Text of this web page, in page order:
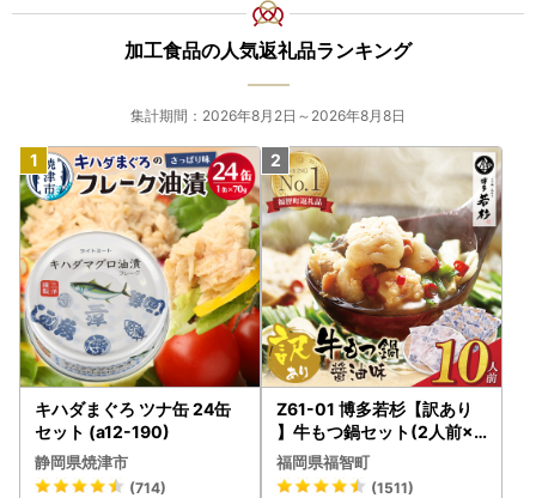
加工食品の人気返礼品ランキング
集計期間：2026年8月2日～2026年8月8日
キハダまぐろ ツナ缶 24缶
セット (a12-190)
静岡県焼津市
(714)
Z61-01 博多若杉【訳あり
】牛もつ鍋セット(2人前×5
) 10人前 もつ鍋
福岡県福智町
(1511)